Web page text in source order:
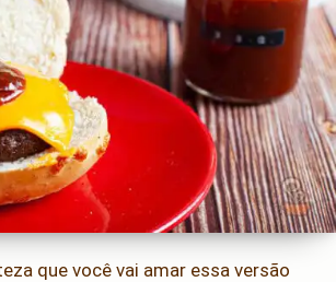
que você vai amar essa versão